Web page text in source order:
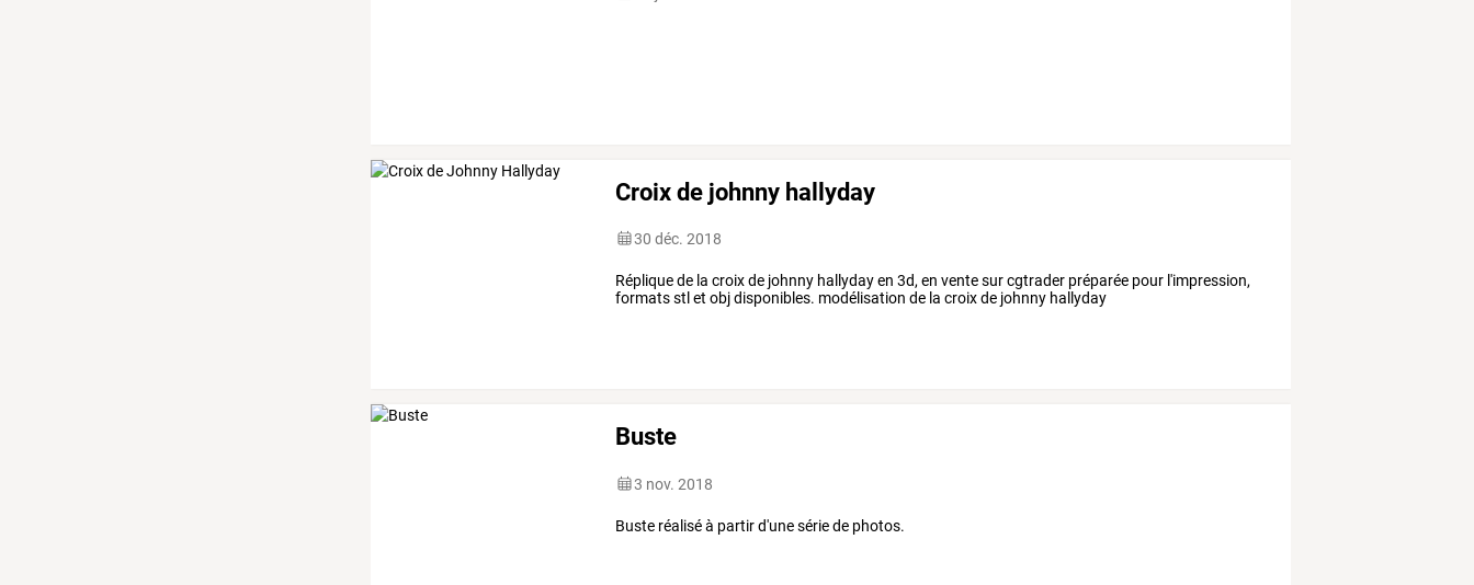
Croix de johnny hallyday
30 déc. 2018
Réplique de la croix de johnny hallyday en 3d, en vente sur cgtrader préparée pour l'impression,
formats stl et obj disponibles. modélisation de la croix de johnny hallyday
Buste
3 nov. 2018
Buste réalisé à partir d'une série de photos.